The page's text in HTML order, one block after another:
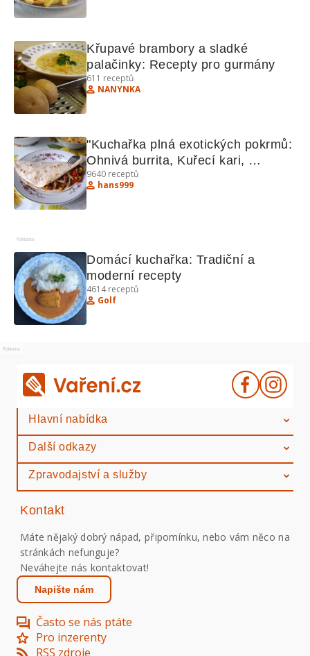
Křupavé brambory a sladké
palačinky: Recepty pro gurmány
611 receptů
NANYNKA
"Kuchařka plná exotických pokrmů:
Ohnivá burrita, Kuřecí kari,
Hradečtí votroci"
9640 receptů
hans999
Reklama
Domácí kuchařka: Tradiční a
moderní recepty
4614receptů
Golf
Reklama
Hlavní nabídka
Další odkazy
Zpravodajství a služby
Kontakt
Máte nějaký dobrý nápad, připomínku, nebo vám něco na
stránkách nefunguje?
Neváhejte nás kontaktovat!
Napište nám
Často se nás ptáte
Pro inzerenty
RSS zdroje